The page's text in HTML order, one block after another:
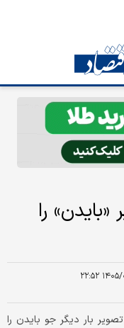
را
۲۲:۵۲
بار دیگر جو بایدن را